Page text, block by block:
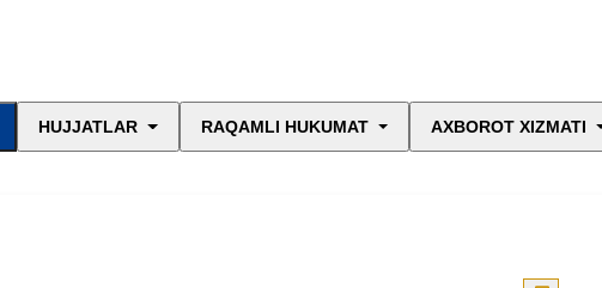
HUJJATLAR RAQAMLI HUKUMAT AXBOROT XIZMATI